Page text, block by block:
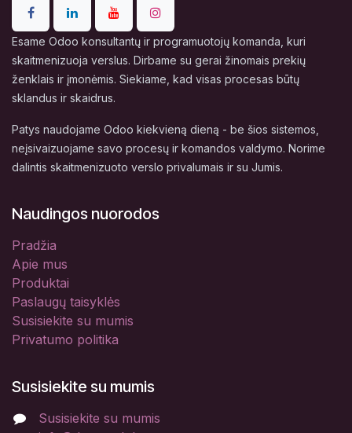
Esame Odoo konsultantų ir programuotojų komanda, kuri
skaitmenizuoja verslus. Dirbame su gerai žinomais prekių
ženklais ir įmonėmis. Siekiame, kad visas procesas būtų
sklandus ir skaidrus.
Patys naudojame Odoo kiekvieną dieną - be šios sistemos,
neįsivaizuojame savo procesų ir komandos valdymo. Norime
dalintis skaitmenizuoto verslo privalumais ir su Jumis.
Naudingos nuorodos
Pradžia
Apie mus
Produktai
Paslaugų taisyklės
Susisiekite su mumis
Privatumo politika
Susisiekite su mumis
Susisiekite su mumis